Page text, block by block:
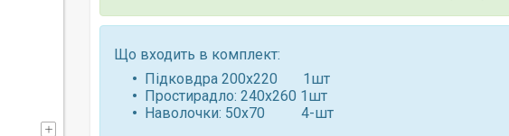
Що входить в комплект:
Підковдра 200x220 1шт
Простирадло: 240x260 1шт
Наволочки: 50x70 4-шт